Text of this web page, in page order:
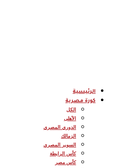
الرئيسية
كورة مصرية
الكل
الأهلى
الدوري المصري
الزمالك
السوبر المصري
كأس الرابطة
كأس مصر